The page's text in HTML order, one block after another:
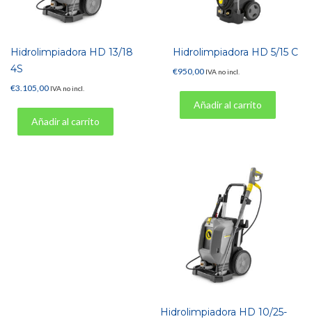
Hidrolimpiadora HD 13/18
4S
€3.105,00 IVA no incl.
Añadir al carrito
Hidrolimpiadora HD 5/15 C
€950,00 IVA no incl.
Añadir al carrito
Hidrolimpiadora HD 10/25-